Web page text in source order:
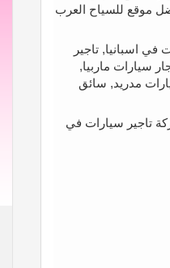
موقع للسياح العرب
في اسبانيا, تاجير
سيارات ماربيا,
مدريد, سائق
تاجير سيارات في